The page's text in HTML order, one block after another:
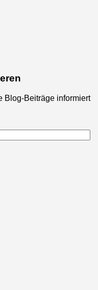
Blog-Beiträge informiert